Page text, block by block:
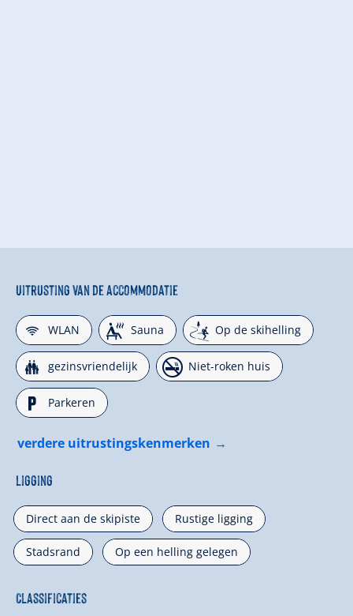
Uitrusting van de accommodatie
🜉WLAN 🗔Sauna 🞷Op de skihelling
🍺gezinsvriendelijk 🏝Niet-roken huis
🐈Parkeren
verdere uitrustingskenmerken
Ligging
Direct aan de skipiste Rustige ligging
Stadsrand Op een helling gelegen
Classificaties